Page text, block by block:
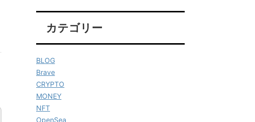
カテゴリー
BLOG
Brave
CRYPTO
MONEY
NFT
OpenSea